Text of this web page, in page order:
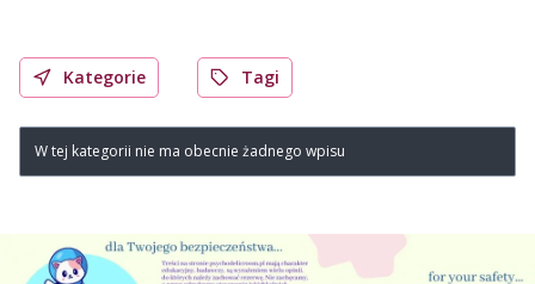
Kategorie Tagi
W tej kategorii nie ma obecnie żadnego wpisu